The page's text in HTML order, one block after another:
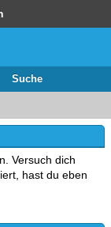
Suche
Versuch dich
hast du eben